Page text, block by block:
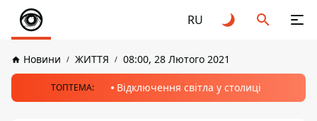
RU
Новини ЖИТТЯ 08:00, 28 Лютого 2021
ТОПТЕМА: Відключення світла у столиці